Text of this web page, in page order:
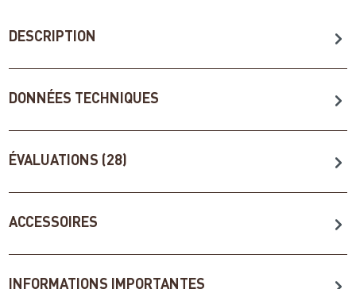
DESCRIPTION
DONNÉES TECHNIQUES
ÉVALUATIONS (28)
ACCESSOIRES
INFORMATIONS IMPORTANTES